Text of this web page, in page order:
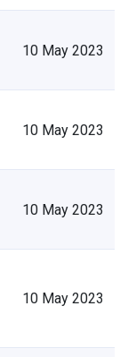
10 May 2023
10 May 2023
10 May 2023
10 May 2023